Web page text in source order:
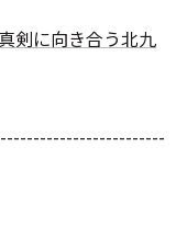
剣に向き合う北九